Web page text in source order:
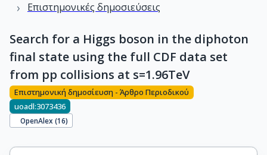
› Επιστημονικές δημοσιεύσεις
Search for a Higgs boson in the diphoton
final state using the full CDF data set
from pp collisions at s=1.96TeV
Επιστημονική δημοσίευση - Άρθρο Περιοδικού
uoadl:3073436
OpenAlex (16)